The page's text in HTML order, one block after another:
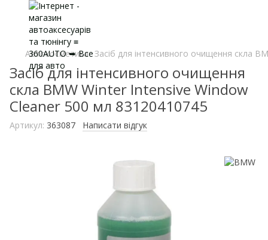
Автокосметика Засіб для інтенсивного очищення скла
Засіб для інтенсивного очищення
скла BMW Winter Intensive Window
Cleaner 500 мл 83120410745
Артикул: 363087 Написати відгук